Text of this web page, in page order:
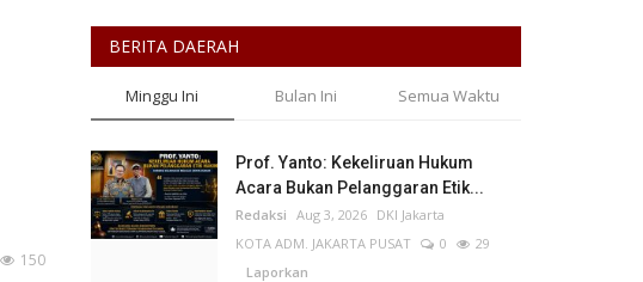
150
BERITA DAERAH
Minggu Ini Bulan Ini Semua Waktu
Prof. Yanto: Kekeliruan Hukum
Acara Bukan Pelanggaran Etik...
Redaksi Aug 3, 2026 DKI Jakarta
KOTA ADM. JAKARTA PUSAT
0
29
Laporkan